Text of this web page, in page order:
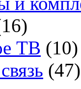
ТВ (10)
(47)